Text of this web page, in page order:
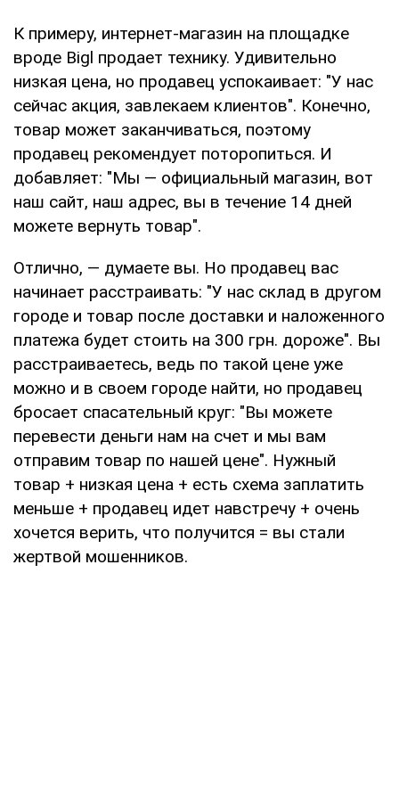
К примеру, интернет-магазин на площадке
вроде Bigl продает технику. Удивительно
низкая цена, но продавец успокаивает: "У нас
сейчас акция, завлекаем клиентов". Конечно,
товар может заканчиваться, поэтому
продавец рекомендует поторопиться. И
добавляет: "Мы — официальный магазин, вот
наш сайт, наш адрес, вы в течение 14 дней
можете вернуть товар".
Отлично, — думаете вы. Но продавец вас
начинает расстраивать: "У нас склад в другом
городе и товар после доставки и наложенного
платежа будет стоить на 300 грн. дороже". Вы
расстраиваетесь, ведь по такой цене уже
можно и в своем городе найти, но продавец
бросает спасательный круг: "Вы можете
перевести деньги нам на счет и мы вам
отправим товар по нашей цене". Нужный
товар + низкая цена + есть схема заплатить
меньше + продавец идет навстречу + очень
хочется верить, что получится = вы стали
жертвой мошенников.